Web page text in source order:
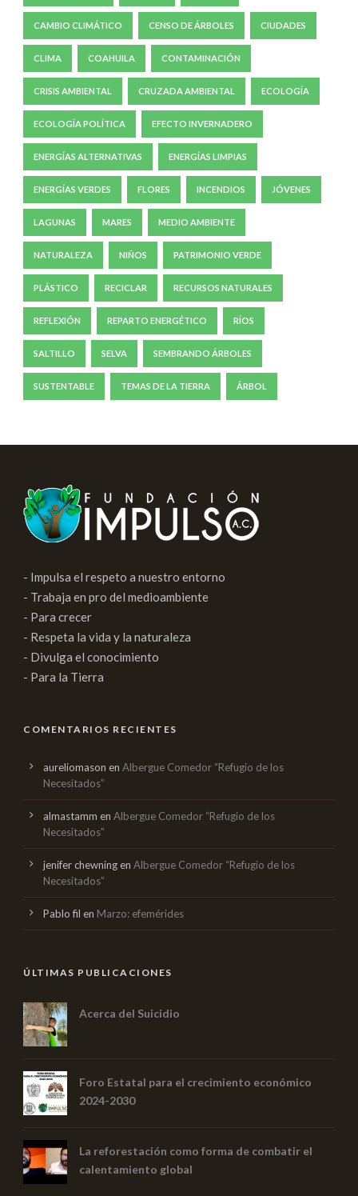
CAMBIO CLIMÁTICO CENSO DE ÁRBOLES CIUDADES
CLIMA COAHUILA CONTAMINACIÓN
CRISIS AMBIENTAL CRUZADA AMBIENTAL ECOLOGÍA
ECOLOGÍA POLÍTICA EFECTO INVERNADERO
ENERGÍAS ALTERNATIVAS ENERGÍAS LIMPIAS
ENERGÍAS VERDES FLORES INCENDIOS JÓVENES
LAGUNAS MARES MEDIO AMBIENTE
NATURALEZA NIÑOS PATRIMONIO VERDE
PLÁSTICO RECICLAR RECURSOS NATURALES
REFLEXIÓN REPARTO ENERGÉTICO RÍOS
SALTILLO SELVA SEMBRANDO ÁRBOLES
SUSTENTABLE TEMAS DE LA TIERRA ÁRBOL
- Impulsa el respeto a nuestro entorno
- Trabaja en pro del medioambiente
- Para crecer
- Respeta la vida y la naturaleza
- Divulga el conocimiento
- Para la Tierra
COMENTARIOS RECIENTES
aureliomason en Albergue Comedor “Refugio de los
Necesitados”
almastamm en Albergue Comedor “Refugio de los
Necesitados”
jenifer chewningen Albergue Comedor “Refugio de los
Necesitados”
Pablo fil en Marzo: efemérides
ÚLTIMAS PUBLICACIONES
Acerca del Suicidio
Foro Estatal para el crecimiento económico
2024-2030
La reforestación como forma de combatir el
calentamiento global